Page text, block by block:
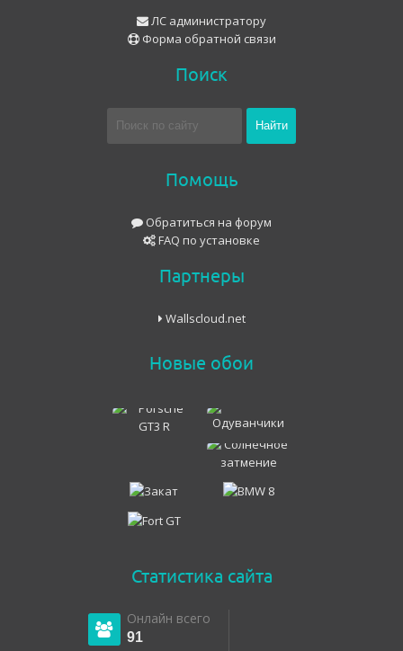
ЛС администратору
Форма обратной связи
Поиск
Помощь
Обратиться на форум
FAQ по установке
Партнеры
Wallscloud.net
Новые обои
Статистика сайта
Онлайн всего
91